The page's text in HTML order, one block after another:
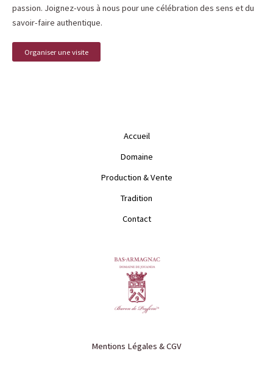
passion. Joignez-vous à nous pour une célébration des sens et du
savoir-faire authentique.
Organiser une visite
Accueil
Domaine
Production & Vente
Tradition
Contact
Mentions Légales & CGV